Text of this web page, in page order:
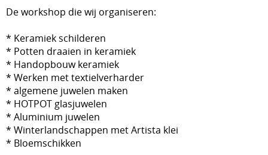
Styropor
Schildersbenodigdheden
Lijmen
Uitverkoop
Blog
De workshop die wij organiseren:
* Keramiek schilderen
* Potten draaien in keramiek
* Handopbouw keramiek
* Werken met textielverharder
* algemene juwelen maken
* HOTPOT glasjuwelen
* Aluminium juwelen
* Winterlandschappen met Artista klei
* Bloemschikken